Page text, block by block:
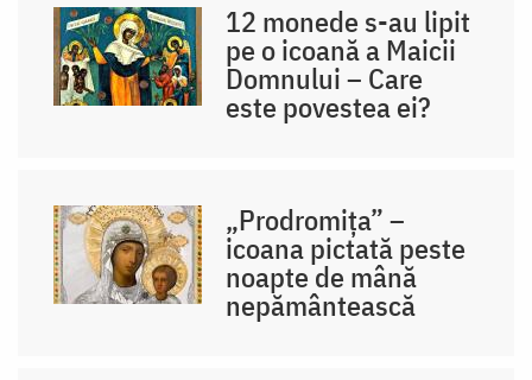
12 monede s-au lipit
pe o icoană a Maicii
Domnului – Care
este povestea ei?
„Prodromița” –
icoana pictată peste
noapte de mână
nepământească